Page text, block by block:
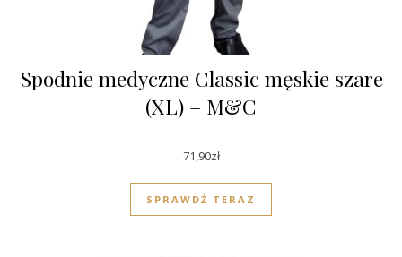
Spodnie medyczne Classic męskie szare
(XL) – M&C
71,90zł
SPRAWDŹ TERAZ